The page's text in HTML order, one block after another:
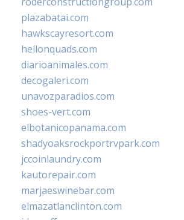
plazabatai.com
hawkscayresort.com
hellonquads.com
diarioanimales.com
decogaleri.com
unavozparadios.com
shoes-vert.com
elbotanicopanama.com
shadyoaksrockportrvpark.com
jccoinlaundry.com
kautorepair.com
marjaeswinebar.com
elmazatlanclinton.com